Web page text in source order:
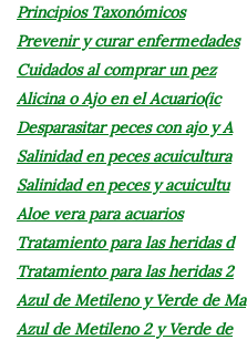
Principios Taxonómicos
Prevenir y curar enfermedades
Cuidados al comprar un pez
Alicina o Ajo en el Acuario(ic
Desparasitar peces con ajo y A
Salinidad en peces acuicultura
Salinidad en peces y acuicultu
Aloe vera para acuarios
Tratamiento para las heridas d
Tratamiento para las heridas 2
Azul de Metileno y Verde de Ma
Azul de Metileno 2 y Verde de